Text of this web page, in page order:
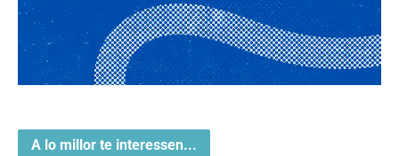
A lo millor te interessen...